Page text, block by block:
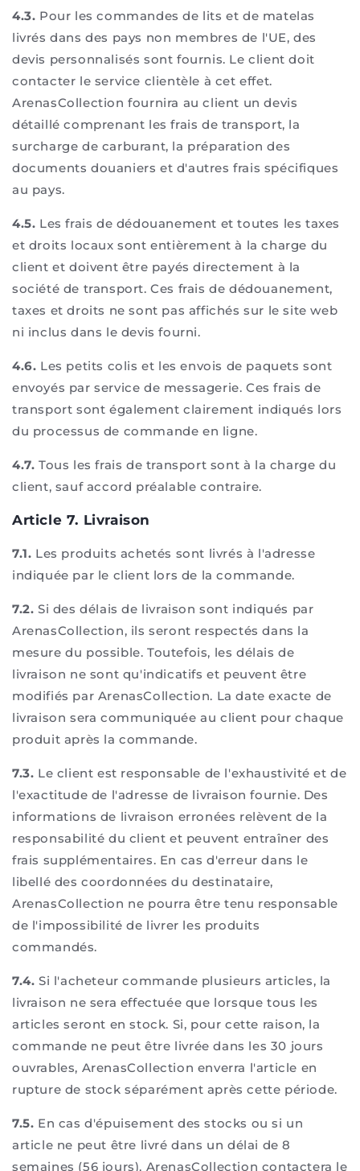
4.3. Pour les commandes de lits et de matelas
livrés dans des pays non membres de l'UE, des
devis personnalisés sont fournis. Le client doit
contacter le service clientèle à cet effet.
ArenasCollection fournira au client un devis
détaillé comprenant les frais de transport, la
surcharge de carburant, la préparation des
documents douaniers et d'autres frais spécifiques
au pays.
4.5. Les frais de dédouanement et toutes les taxes
et droits locaux sont entièrement à la charge du
client et doivent être payés directement à la
société de transport. Ces frais de dédouanement,
taxes et droits ne sont pas affichés sur le site web
ni inclus dans le devis fourni.
4.6. Les petits colis et les envois de paquets sont
envoyés par service de messagerie. Ces frais de
transport sont également clairement indiqués lors
du processus de commande en ligne.
4.7. Tous les frais de transport sont à la charge du
client, sauf accord préalable contraire.
Article 7. Livraison
7.1. Les produits achetés sont livrés à l'adresse
indiquée par le client lors de la commande.
7.2. Si des délais de livraison sont indiqués par
ArenasCollection, ils seront respectés dans la
mesure du possible. Toutefois, les délais de
livraison ne sont qu'indicatifs et peuvent être
modifiés par ArenasCollection. La date exacte de
livraison sera communiquée au client pour chaque
produit après la commande.
7.3. Le client est responsable de l'exhaustivité et de
l'exactitude de l'adresse de livraison fournie. Des
informations de livraison erronées relèvent de la
responsabilité du client et peuvent entraîner des
frais supplémentaires. En cas d'erreur dans le
libellé des coordonnées du destinataire,
ArenasCollection ne pourra être tenu responsable
de l'impossibilité de livrer les produits
commandés.
7.4. Si l'acheteur commande plusieurs articles, la
livraison ne sera effectuée que lorsque tous les
articles seront en stock. Si, pour cette raison, la
commande ne peut être livrée dans les 30 jours
ouvrables, ArenasCollection enverra l'article en
rupture de stock séparément après cette période.
7.5. En cas d'épuisement des stocks ou si un
article ne peut être livré dans un délai de 8
semaines (56 jours), ArenasCollection contactera le